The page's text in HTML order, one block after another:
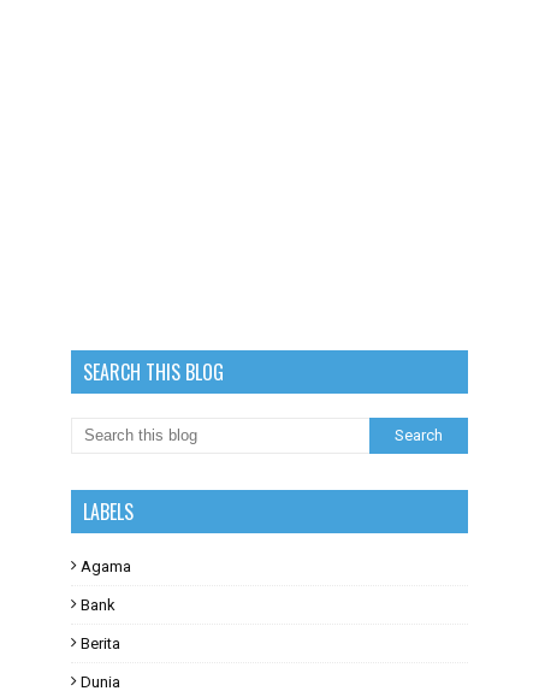
SEARCH THIS BLOG
LABELS
Agama
Bank
Berita
Dunia